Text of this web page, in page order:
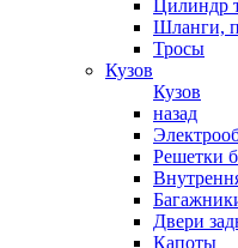
Цилиндр
Шланги,
Тросы
Кузов
Кузов
назад
Решетки
Двери
Капоты